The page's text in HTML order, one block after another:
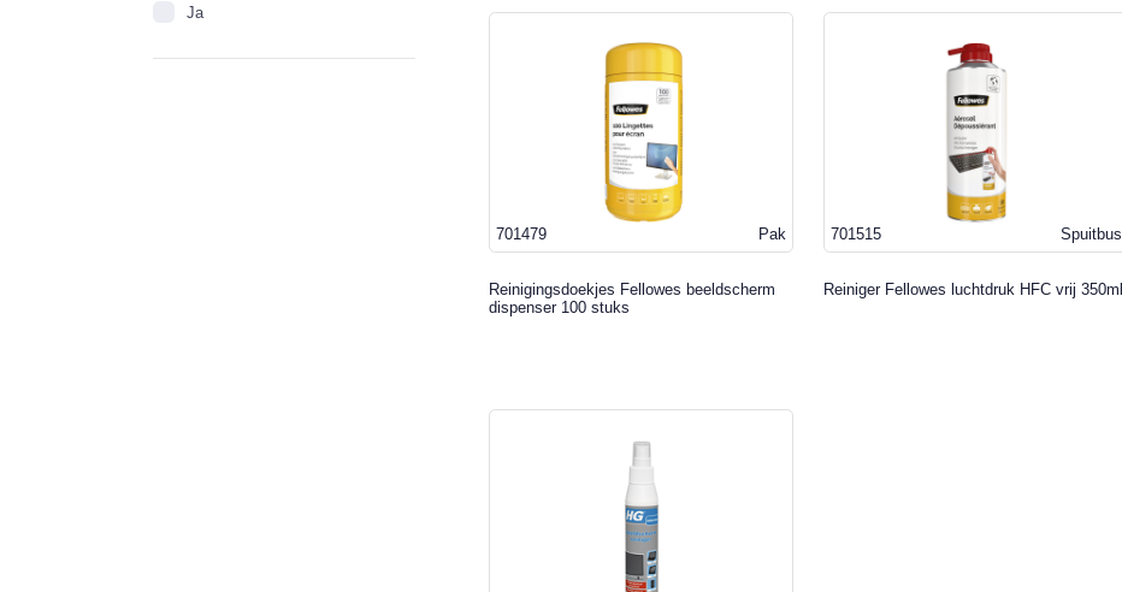
Ja
Pak
701479
Reinigingsdoekjes Fellowes beeldscherm
dispenser 100 stuks
Spuitbus
701515
Reiniger Fellowes luchtdruk HFC vrij 350ml